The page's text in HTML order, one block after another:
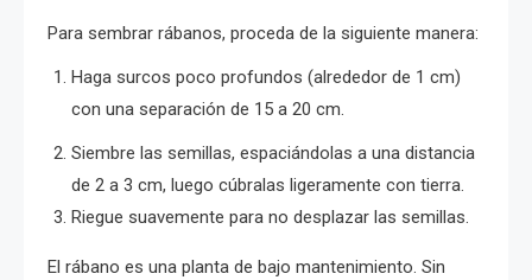
Para sembrar rábanos, proceda de la siguiente manera:
Haga surcos poco profundos (alrededor de 1 cm)
con una separación de 15 a 20 cm.
Siembre las semillas, espaciándolas a una distancia
de 2 a 3 cm, luego cúbralas ligeramente con tierra.
Riegue suavemente para no desplazar las semillas.
El rábano es una planta de bajo mantenimiento. Sin